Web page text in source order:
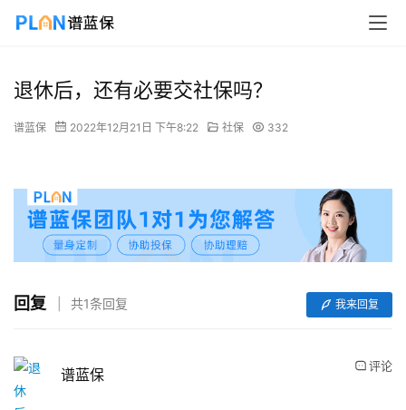
退休后，还有必要交社保吗？
谱蓝保 2022年12月21日 下午8:22 社保 332
回复 共1条回复 我来回复
谱蓝保 评论